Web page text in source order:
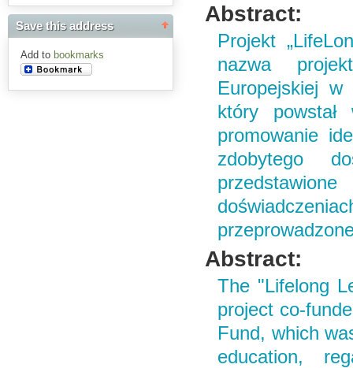
Save this address
Add to bookmarks
Abstract:
Projekt
nazwa
Europejskiej w
który
promowanie
zdobytego
Abstract:
The "Lifelong
project co-
Fund, which
education,